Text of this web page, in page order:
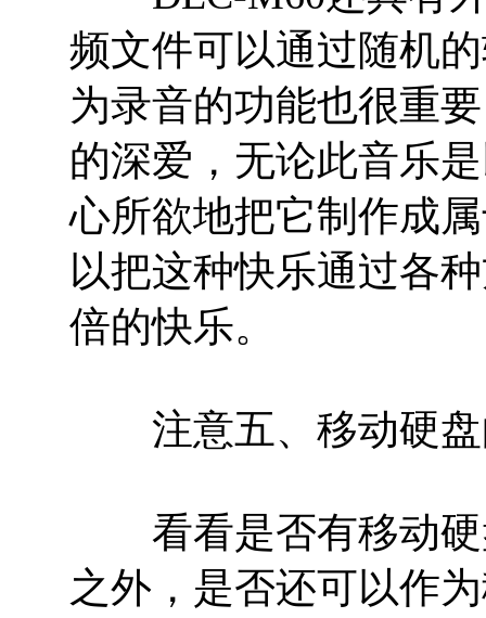
频文件可以通过随机
为录音的功能也很重
的深爱，无论此音乐
心所欲地把它制作成
以把这种快乐通过各
倍的快乐。
注意五、移动硬盘
看看是否有移动硬
之外，是否还可以作